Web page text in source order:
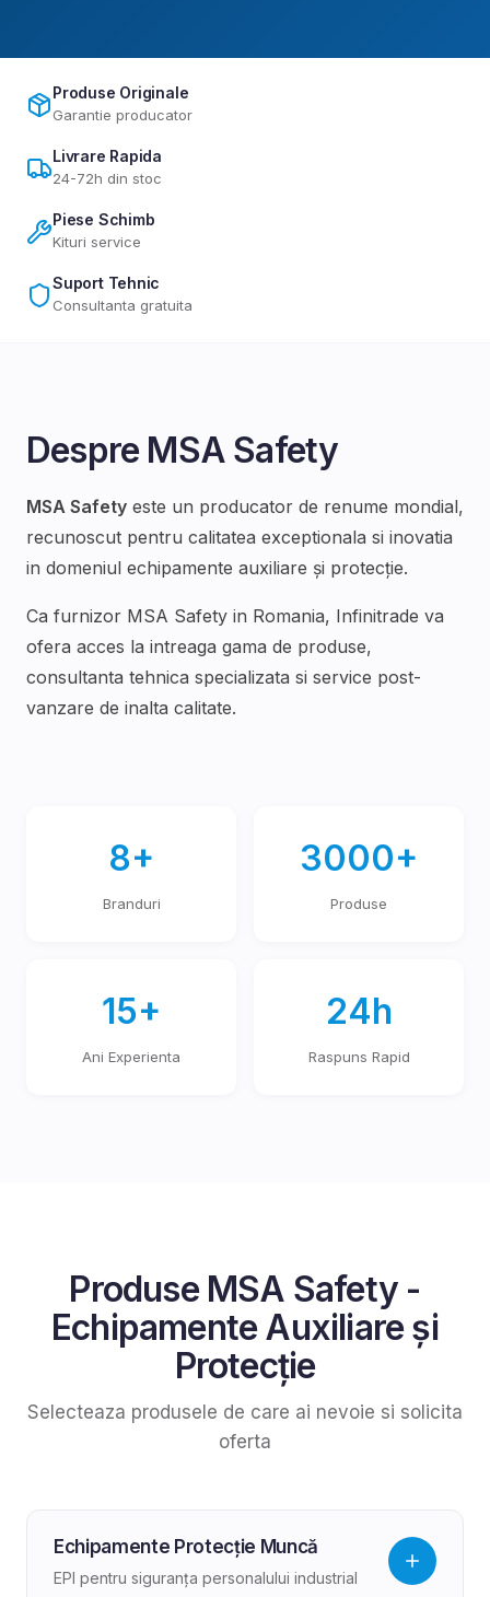
Produse Originale
Garantie producator
Livrare Rapida
24-72h din stoc
Piese Schimb
Kituri service
Suport Tehnic
Consultanta gratuita
Despre MSA Safety
MSA Safety este un producator de renume mondial,
recunoscut pentru calitatea exceptionala si inovatia
in domeniul echipamente auxiliare și protecție.
Ca furnizor MSA Safety in Romania, Infinitrade va
ofera acces la intreaga gama de produse,
consultanta tehnica specializata si service post-
vanzare de inalta calitate.
8+
Branduri
3000+
Produse
15+
Ani Experienta
24h
Raspuns Rapid
Produse MSA Safety -
Echipamente Auxiliare și
Protecție
Selecteaza produsele de care ai nevoie si solicita
oferta
Echipamente Protecție Muncă
EPI pentru siguranța personalului industrial